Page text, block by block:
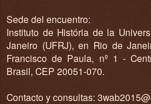
Sede del encuentro:
Instituto de História de la
Janeiro (UFRJ), en Rio de
Francisco de Paula, nº 1 -
Brasil, CEP 20051-070.
Contacto y consultas: